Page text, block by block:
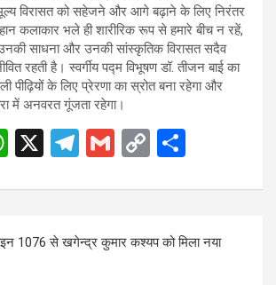
विरासत को सहेजने और आगे बढ़ाने के लिए निरंतर
कलाकार भले ही शारीरिक रूप से हमारे बीच न रहें,
साधना और उनकी सांस्कृतिक विरासत सदैव
रहती है। स्वर्गीय पद्म विभूषण डॉ. तीजन बाई का
पीढ़ियों के लिए प्रेरणा का स्रोत बना रहेगा और
में अनवरत गूंजता रहेगा।
W
at
s
A
X
T
e
a
G
ail
C
py
Li
n
ar
e
1076 से खगेन्द्र कुमार कश्यप को मिला नया